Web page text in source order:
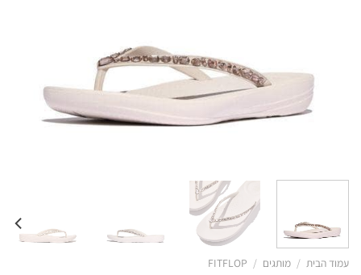
עמוד הבית / מותגים /
FITFLOP